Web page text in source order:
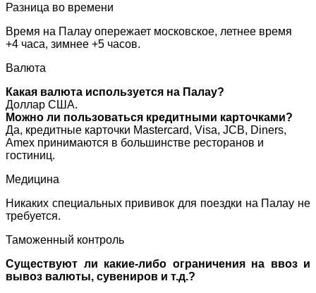
Разница во времени
Время на Палау опережает московское, летнее время
+4 часа, зимнее +5 часов.
Валюта
Какая валюта используется на Палау?
Доллар США.
Можно ли пользоваться кредитными карточками?
Да, кредитные карточки Mastercard, Visa, JCB, Diners,
Amex принимаются в большинстве ресторанов и
гостиниц.
Медицина
Никаких специальных прививок для поездки на Палау не
требуется.
Таможенный контроль
Существуют ли какие-либо ограничения на ввоз и
вывоз валюты, сувениров и т.д.?